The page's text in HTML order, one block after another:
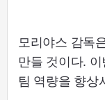
모리야스 감독
만들 것이다.
팀 역량을 향상